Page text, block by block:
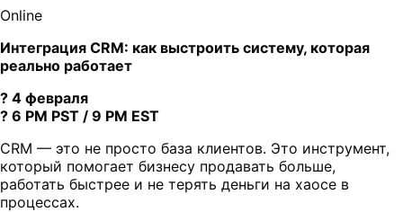
Online
Интеграция CRM: как выстроить систему, которая
реально работает
? 4 февраля
? 6 PM PST / 9 PM EST
CRM — это не просто база клиентов. Это инструмент,
который помогает бизнесу продавать больше,
работать быстрее и не терять деньги на хаосе в
процессах.